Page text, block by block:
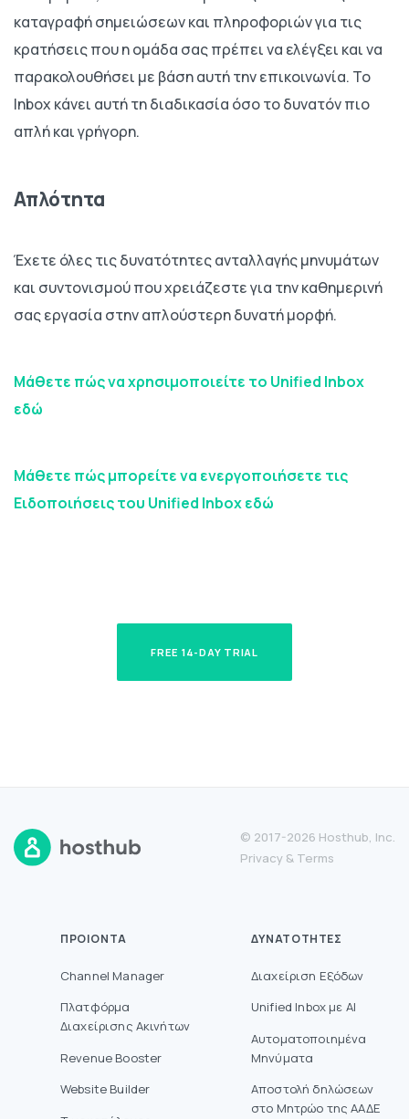
καταγραφή σημειώσεων και πληροφοριών για τις
κρατήσεις που η ομάδα σας πρέπει να ελέγξει και να
παρακολουθήσει με βάση αυτή την επικοινωνία. Το
Inbox κάνει αυτή τη διαδικασία όσο το δυνατόν πιο
απλή και γρήγορη.
Απλότητα
Έχετε όλες τις δυνατότητες ανταλλαγής μηνυμάτων
και συντονισμού που χρειάζεστε για την καθημερινή
σας εργασία στην απλούστερη δυνατή μορφή.
Μάθετε πώς να χρησιμοποιείτε το Unified Inbox
εδώ
Μάθετε πώς μπορείτε να ενεργοποιήσετε τις
Ειδοποιήσεις του Unified Inbox εδώ
FREE 14-DAY TRIAL
© 2017-2026 Hosthub, Inc.
Privacy & Terms
ΠΡΟΙΌΝΤΑ
Channel Manager
Πλατφόρμα
Διαχείρισης Ακινήτων
Revenue Booster
Website Builder
ΔΥΝΑΤΌΤΗΤΕΣ
Διαχείριση Εξόδων
Unified Inbox με AI
Αυτοματοποιημένα
Μηνύματα
Aποστολή δηλώσεων
στο Mητρώο της ΑΑΔΕ